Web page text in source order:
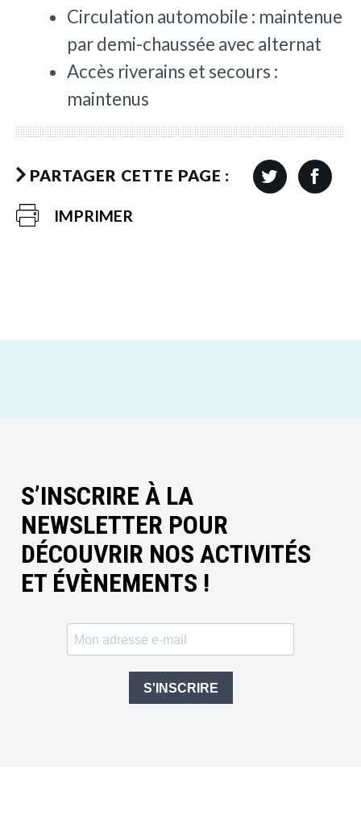
Circulation automobile : maintenue
par demi-chaussée avec alternat
Accès riverains et secours :
maintenus
PARTAGER CETTE PAGE :
IMPRIMER
S’INSCRIRE À LA
NEWSLETTER POUR
DÉCOUVRIR NOS ACTIVITÉS
ET ÉVÈNEMENTS !
S'INSCRIRE